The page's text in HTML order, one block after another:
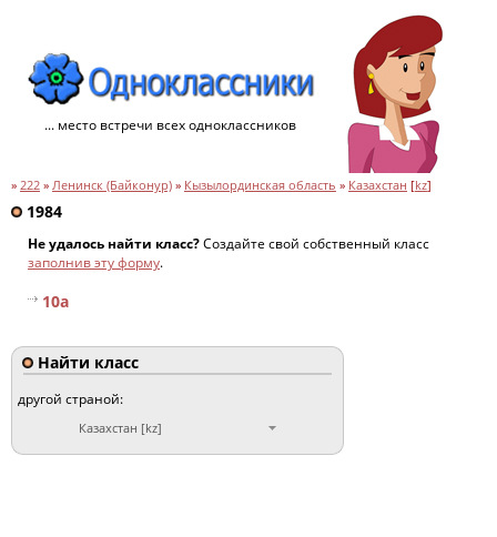
... место встречи всех одноклассников
» 222 » Ленинск (Байконур) » Кызылординская область » Казахстан [kz]
1984
Не удалось найти класс?Создайте свой собственный класс
заполнив эту форму.
10а
Найти класс
другой страной:
Казахстан [kz]